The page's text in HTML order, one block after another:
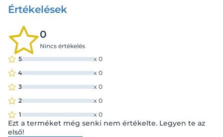
Értékelések
0
Nincs értékelés
5
x 0
4
x 0
3
x 0
2
x 0
1
x 0
Ezt a terméket még senki nem értékelte. Legyen te az
első!